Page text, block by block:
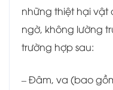
những thiệt hại vật
ngờ, không lường
trường hợp sau:
– Đâm, va (bao